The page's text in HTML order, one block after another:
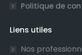
Politique de
Liens utiles
Nos